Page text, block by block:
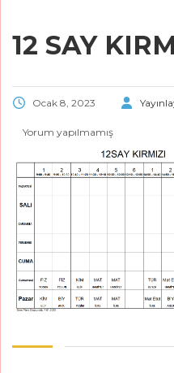
12 SAY
Ocak 8, 2023
Yorum yapılmamış